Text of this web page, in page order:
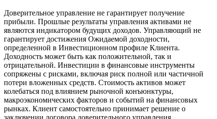
Доверительное управление не гарантирует получение
прибыли. Прошлые результаты управления активами не
являются индикатором будущих доходов. Управляющий не
гарантирует достижения Ожидаемой доходности,
определенной в Инвестиционном профиле Клиента.
Доходность может быть как положительной, так и
отрицательной. Инвестиции в финансовые инструменты
сопряжены с рисками, включая риск полной или частичной
потери вложенных средств. Стоимость активов может
колебаться под влиянием рыночной конъюнктуры,
макроэкономических факторов и событий на финансовых
рынках. Клиент самостоятельно принимает решение о
заключении договора доверительного управления,